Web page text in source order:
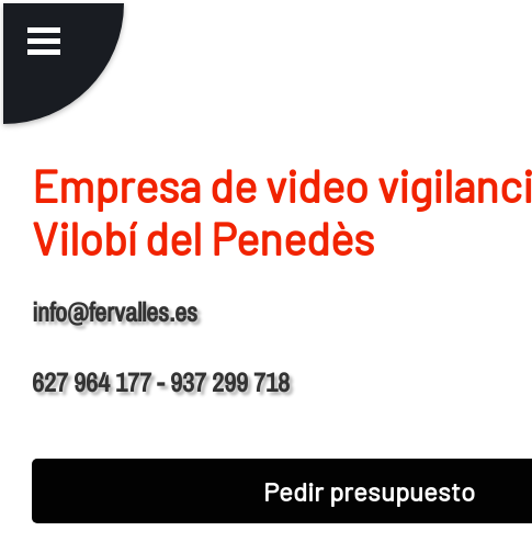
Empresa de video
Vilobí del Penedès
info@fervalles.es
627 964 177 - 937 299 718
Pedir presupuesto